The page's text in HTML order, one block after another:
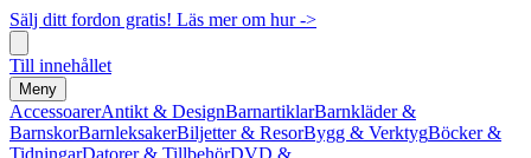
Sälj ditt fordon gratis! Läs mer om hur ->
Till innehållet
Meny
AccessoarerAntikt & DesignBarnartiklarBarnkläder &
BarnskorBarnleksakerBiljetter & ResorBygg & VerktygBöcker &
TidningarDatorer & TillbehörDVD &